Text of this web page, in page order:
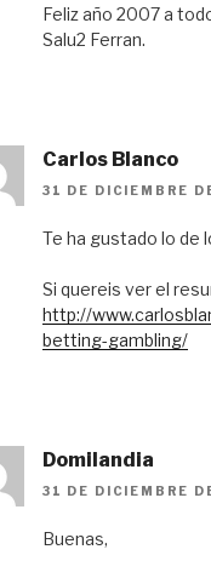
Feliz año 2007 a
Salu2 Ferran.
Carlos Blanco
31 DE DICIEMBRE
Te ha gustado lo de
Si quereis ver el
http://
betting-gambling/
Domilandia
31 DE DICIEMBRE
Buenas,